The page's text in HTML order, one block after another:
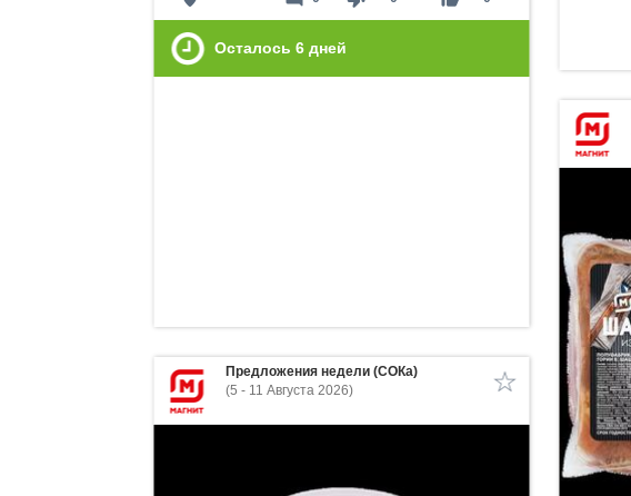
Осталось 6 дней
Предложения недели (СОКа)
(5 - 11 Августа 2026)